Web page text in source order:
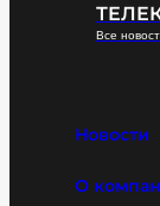
Все
Новости
О